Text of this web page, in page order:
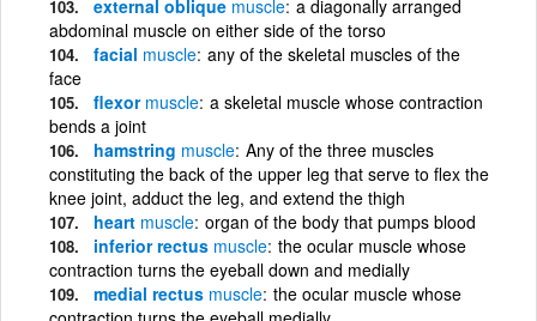
external oblique muscle a diagonally arranged
abdominal muscle on either side of the torso
facial muscle any of the skeletal muscles of the
face
flexor muscle a skeletal muscle whose contraction
bends a joint
hamstring muscle Any of the three muscles
constituting the back of the upper leg that serve to flex the
knee joint, adduct the leg, and extend the thigh
heart muscle organ of the body that pumps blood
inferior rectus muscle the ocular muscle whose
contraction turns the eyeball down and medially
medial rectus muscle the ocular muscle whose